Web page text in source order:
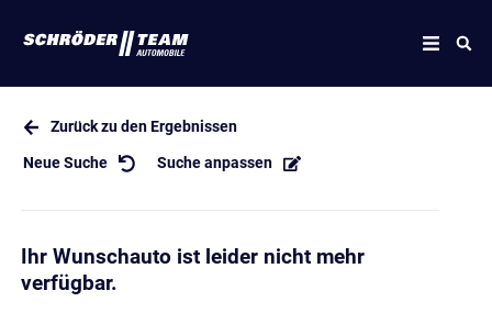
Zurück zu den Ergebnissen
Neue Suche Suche anpassen
Ihr Wunschauto ist leider nicht mehr
verfügbar.